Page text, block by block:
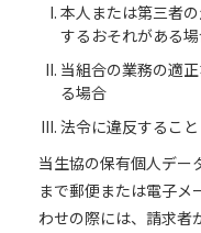
本人または第三者
するおそれがある
当組合の業務の適
る場合
法令に違反するこ
当生協の保有個人デー
まで郵便または電子メ
わせの際には、請求者